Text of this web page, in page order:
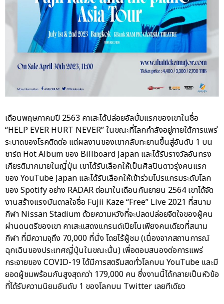
เดือนพฤษภาคมปี 2563 คาเสะได้ปล่อยอัลบั้มแรกของเขาในชื่อ
“HELP EVER HURT NEVER” ในขณะที่โลกกำลังอยู่ภายใต้การแพร่
ระบาดของโรคติดต่อ แต่ผลงานของเขากลับทะยานขึ้นสู่อันดับ 1 บน
ชาร์ต Hot Album ของ Billboard Japan และได้รับรางวัลอันทรง
เกียรติมากมายในญี่ปุ่น เขาได้รับเลือกให้เป็นศิลปินดาวรุ่งคนแรก
ของ YouTube Japan และได้รับเลือกให้เข้าร่วมโปรแกรมระดับโลก
ของ Spotify อย่าง RADAR ต่อมาในเดือนกันยายน 2564 เขาได้จัด
งานสร้างแรงบันดาลใจชื่อ Fujii Kaze “Free” Live 2021 ที่สนาม
กีฬา Nissan Stadium ด้วยความหวังที่จะปลดปล่อยจิตใจของผู้คน
ผ่านดนตรีของเขา คาเสะแสดงแกรนด์เปียโนเพียงคนเดียวที่สนาม
กีฬา ที่มีความจุถึง 70,000 ที่นั่ง โดยไร้ผู้ชม (เนื่องจากสถานการณ์
ฉุกเฉินของประเทศญี่ปุ่นในขณะนั้น) เพื่อตอบสนองต่อการแพร่
กระจายของ COVID-19 ได้มีการสตรีมสดทั่วโลกบน YouTube และมี
ยอดผู้ชมพร้อมกันสูงสุดกว่า 179,000 คน ซึ่งงานนี้ได้กลายเป็นหัวข้อ
ที่ได้รับความนิยมอันดับ 1 ของโลกบน Twitter เลยทีเดียว